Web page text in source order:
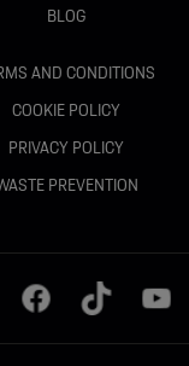
BLOG
AND CONDITIONS
COOKIE POLICY
PRIVACY POLICY
PREVENTION